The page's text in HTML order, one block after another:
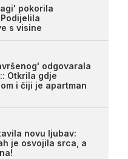
pokorila
s visine
odgovarala
Otkrila gdje
i čiji je apartman
novu ljubav:
je osvojila srca, a